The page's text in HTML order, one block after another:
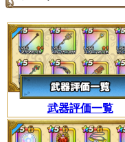
武器評価一覧